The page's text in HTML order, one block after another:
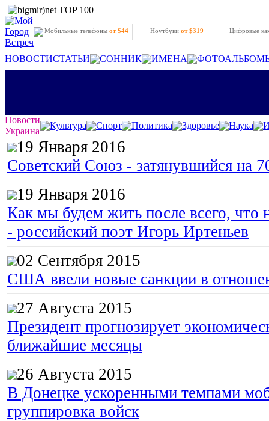
Мобильные телефоны от $44 Ноутбукиот $319 Цифровые
НОВОСТИСТАТЬИ СОННИК ИМЕНА
Новости
Украина
Культура Спорт Политика Здоровье Наука
19 Января 2016
Советский Союз - затянувшийся на
19 Января 2016
Как мы будем жить после всего, что
- российский поэт Игорь Иртеньев
02 Сентября 2015
США ввели новые санкции в
27 Августа 2015
Президент прогнозирует
ближайшие месяцы
26 Августа 2015
В Донецке ускоренными темпами
группировка войск